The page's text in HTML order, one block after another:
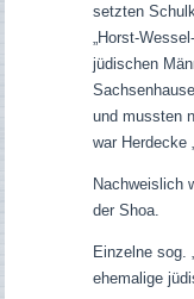
setzten
„Horst-
jüdischen
und mussten
war Herdecke „
Nachweislich
der Shoa.
Einzelne sog.
ehemalige